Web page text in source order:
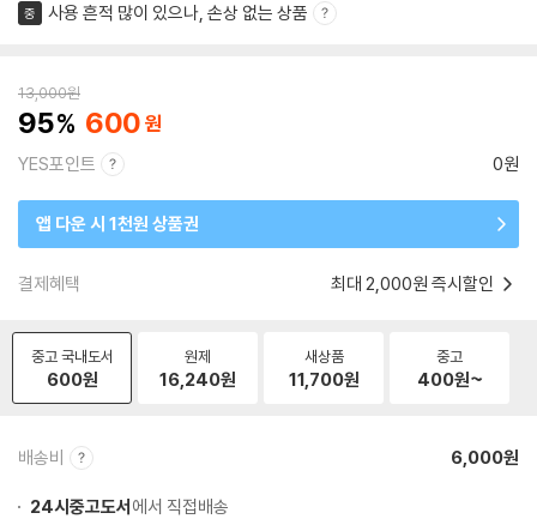
중 사용 흔적 많이 있으나, 손상 없는 상품
13,000원
95 600
YES포인트 0원
앱 다운 시 1천원 상품권
결제혜택 최대 2,000원 즉시할인
중고 국내도서
600원
원제
16,240원
새상품
11,700원
중고
400원~
배송비 6,000원
24시중고도서에서 직접배송